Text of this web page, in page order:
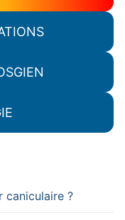
caniculaire ?